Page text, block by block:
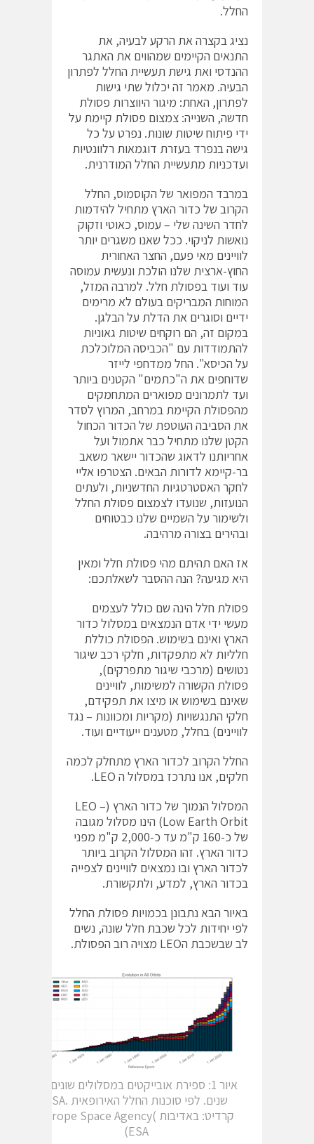
החלל.
נציג בקצרה את הרקע לבעיה, את
התנאים הקיימים שמהווים את האתגר
ההנדסי ואת גישת תעשיית החלל לפתרון
הבעיה. מאמר זה יכלול שתי גישות
לפתרון, האחת: מיגור היווצרות פסולת
חדשה, השנייה: צמצום פסולת קיימת על
ידי פיתוח שיטות שונות. נפרט על כל
גישה בנפרד בעזרת דוגמאות רלוונטיות
ועדכניות מתעשיית החלל המודרנית.
במרבד המפואר של הקוסמוס, החלל
הקרוב של כדור הארץ מתחיל להידמות
לחדר השינה שלי – עמוס, כאוטי וזקוק
נואשות לניקוי. ככל שאנו משגרים יותר
לוויינים מאי פעם, החצר האחורית
החוץ-ארצית שלנו הולכת ונעשית עמוסה
עוד ועוד בפסולת חלל. למרבה המזל,
המוחות המבריקים בעולם לא מרימים
ידיים וסוגרים את הדלת על הבלגן.
במקום זה, הם רוקחים שיטות גאוניות
להתמודדות עם "הכביסה המלוכלכת
על הכיסא". החל ממדחפי לייזר
שדוחפים את ה"כתמים" הקטנים ביותר
ועד לתמרונים מפוארים המתחמקים
מהפסולת הקיימת במרחב, המרוץ לסדר
את הסביבה העוטפת של הכדור הכחול
הקטן שלנו מתחיל כבר אתמול ועל
אחריותנו לדאוג שהכדור יישאר משאב
בר-קיימא לדורות הבאים. הצטרפו אליי
לחקר האסטרטגיות החדשניות, ולעתים
הנועזות, שנועדו לצמצום פסולת החלל
ולשימור על השמיים שלנו כבטוחים
ובהירים בצורה מרהיבה.
אז האם תהיתם מהי פסולת חלל ומאין
היא מגיעה? הנה ההסבר לשאלתכם:
פסולת חלל הינה שם כולל לעצמים
מעשי ידי אדם הנמצאים במסלול כדור
הארץ ואינם בשימוש. הפסולת כוללת
חלליות לא מתפקדות, חלקי רכב שיגור
נטושים (מרכבי שיגור מתפרקים),
פסולת הקשורה למשימות, לוויינים
שאינם בשימוש או מיצו את תפקידם,
חלקי התנגשויות (מקריות ומכוונות – נגד
לוויינים) בחלל, מטענים ייעודיים ועוד.
החלל הקרוב לכדור הארץ מתחלק לכמה
חלקים, אנו נתרכז במסלול ה LEO.
המסלול הנמוך של כדור הארץ (LEO –
Low Earth Orbit) הינו מסלול מגובה
של כ-160 ק"מ עד כ-2,000 ק"מ מפני
כדור הארץ. זהו המסלול הקרוב ביותר
לכדור הארץ ובו נמצאים לוויינים לצפייה
בכדור הארץ, למדע, ולתקשורת.
באיור הבא נתבונן בכמויות פסולת החלל
לפי יחידות לכל שכבת חלל שונה, נשים
לב שבשכבת הLEO מצויה רוב הפסולת.
איור 1: ספירת אובייקטים במסלולים שונים פר
שנים. לפי סוכנות החלל האירופאית .ESA
קרדיט: באדיבות )Europe Space Agency
(ESA